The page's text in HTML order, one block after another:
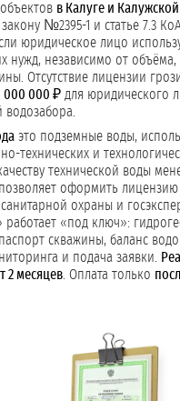
в Калуге и
№2395-1 и статье 7.3
юридическое лицо
нужд, независимо от
Отсутствие лицензии
000 000 ₽ для юридического
водозабора.
это подземные воды,
технических и
технической воды
оформить
охраны и
работает «под ключ»:
скважины, баланс
и подача заявки.
2 месяцев . Оплата только